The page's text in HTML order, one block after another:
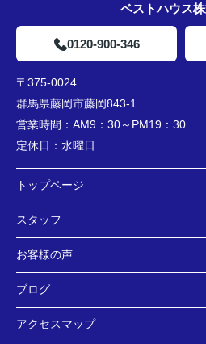
ベストハウス
0120-900-346
〒375-0024
群馬県藤岡市藤岡843-1
営業時間： AM9：30～PM19：30
定休日： 水曜日
トップページ
スタッフ
お客様の声
ブログ
アクセスマップ